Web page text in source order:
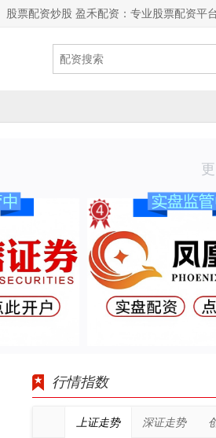
股票配资炒股 盈禾配资：专业股票配资平
行情指数
上证走势 深证走势